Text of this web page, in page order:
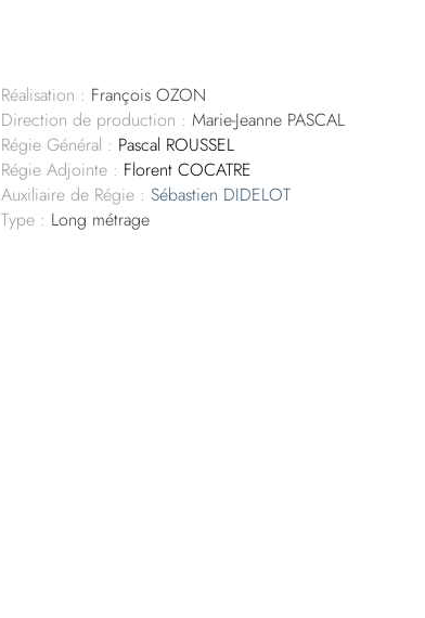
Réalisation : François OZON
Direction de production : Marie-Jeanne PASCAL
Régie Général : Pascal ROUSSEL
Régie Adjointe : Florent COCATRE
Auxiliaire de Régie : Sébastien DIDELOT
Type : Long métrage